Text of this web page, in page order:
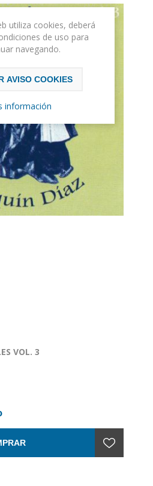
VOL. 3
utiliza cookies, deberá
de uso para
navegando.
AVISO COOKIES
información